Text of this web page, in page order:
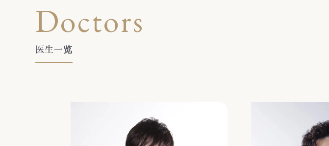
Doctors
医生一览